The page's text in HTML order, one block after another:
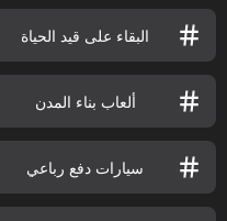
البقاء على قيد الحياة
ألعاب بناء المدن
سيارات دفع رباعي